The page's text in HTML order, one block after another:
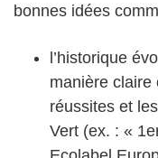
bonnes idées
l’historique
manière claire
réussites et
Vert (ex. : «